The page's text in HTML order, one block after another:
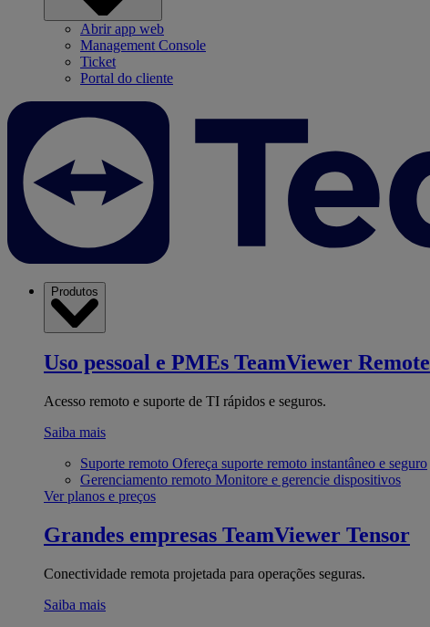
Abrir app web
Management Console
Ticket
Portal do cliente
Produtos
Uso pessoal e PMEs TeamViewer Remote
Acesso remoto e suporte de TI rápidos e seguros.
Saiba mais
Suporte remoto Ofereça suporte remoto instantâneo e seguro
Gerenciamento remoto Monitore e gerencie dispositivos
Ver planos e preços
Grandes empresas TeamViewer Tensor
Conectividade remota projetada para operações seguras.
Saiba mais